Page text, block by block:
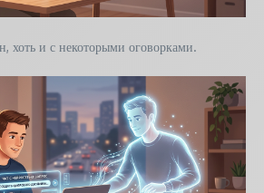
хоть и с некоторыми оговорками.